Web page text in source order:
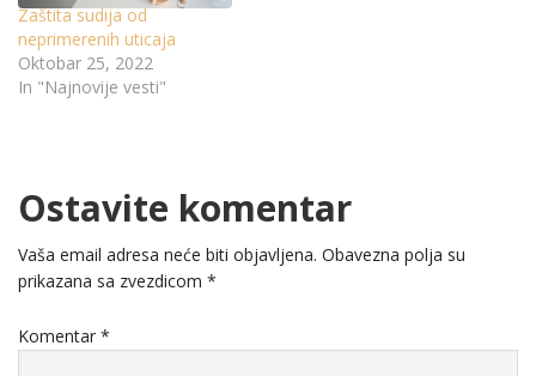
Zaštita sudija od
neprimerenih uticaja
Oktobar 25, 2022
In "Najnovije vesti"
Ostavite komentar
Vaša email adresa neće biti objavljena. Obavezna polja su
prikazana sa zvezdicom *
Komentar *